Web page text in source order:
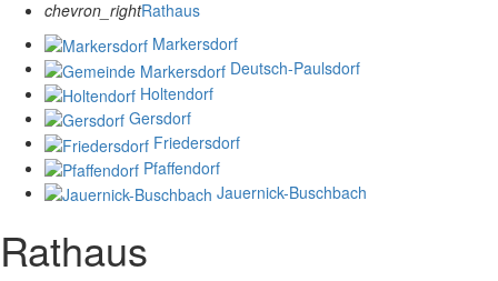
chevron_rightRathaus
Markersdorf
Deutsch-Paulsdorf
Holtendorf
Gersdorf
Friedersdorf
Pfaffendorf
Jauernick-Buschbach
Rathaus